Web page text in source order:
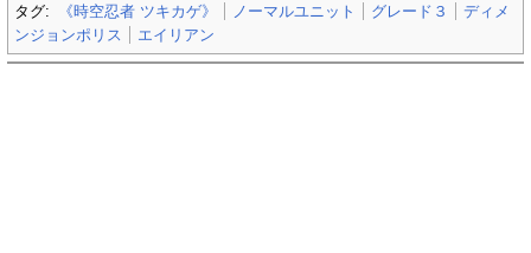
タグ: 《時空忍者 ツキカゲ》 ノーマルユニット グレード３
ディメ
ンジョンポリス
エイリアン